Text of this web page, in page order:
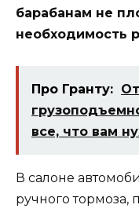
барабанам не
необходимость
Про Гранту:
все, что вам
В салоне
ручного тормоза,